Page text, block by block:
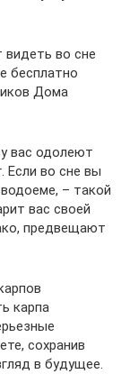
видеть во сне
бесплатно
Дома
вас одолеют
Если во сне вы
– такой
вас своей
предвещают
карпа
сохранив
в будущее.